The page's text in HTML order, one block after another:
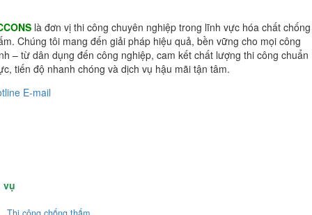
là đơn vị thi công chuyên nghiệp trong lĩnh vực hóa chất chống
Chúng tôi mang đến giải pháp hiệu quả, bền vững cho mọi công
– từ dân dụng đến công nghiệp, cam kết chất lượng thi công chuẩn
tiến độ nhanh chóng và dịch vụ hậu mãi tận tâm.
E-mail
vụ